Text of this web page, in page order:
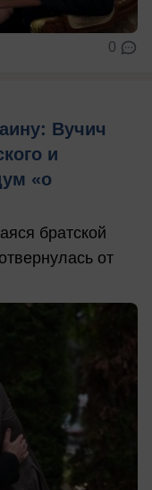
0
Вучич
и
«о
братской
от